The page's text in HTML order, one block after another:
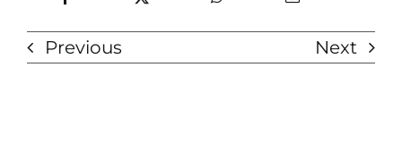
Previous Next